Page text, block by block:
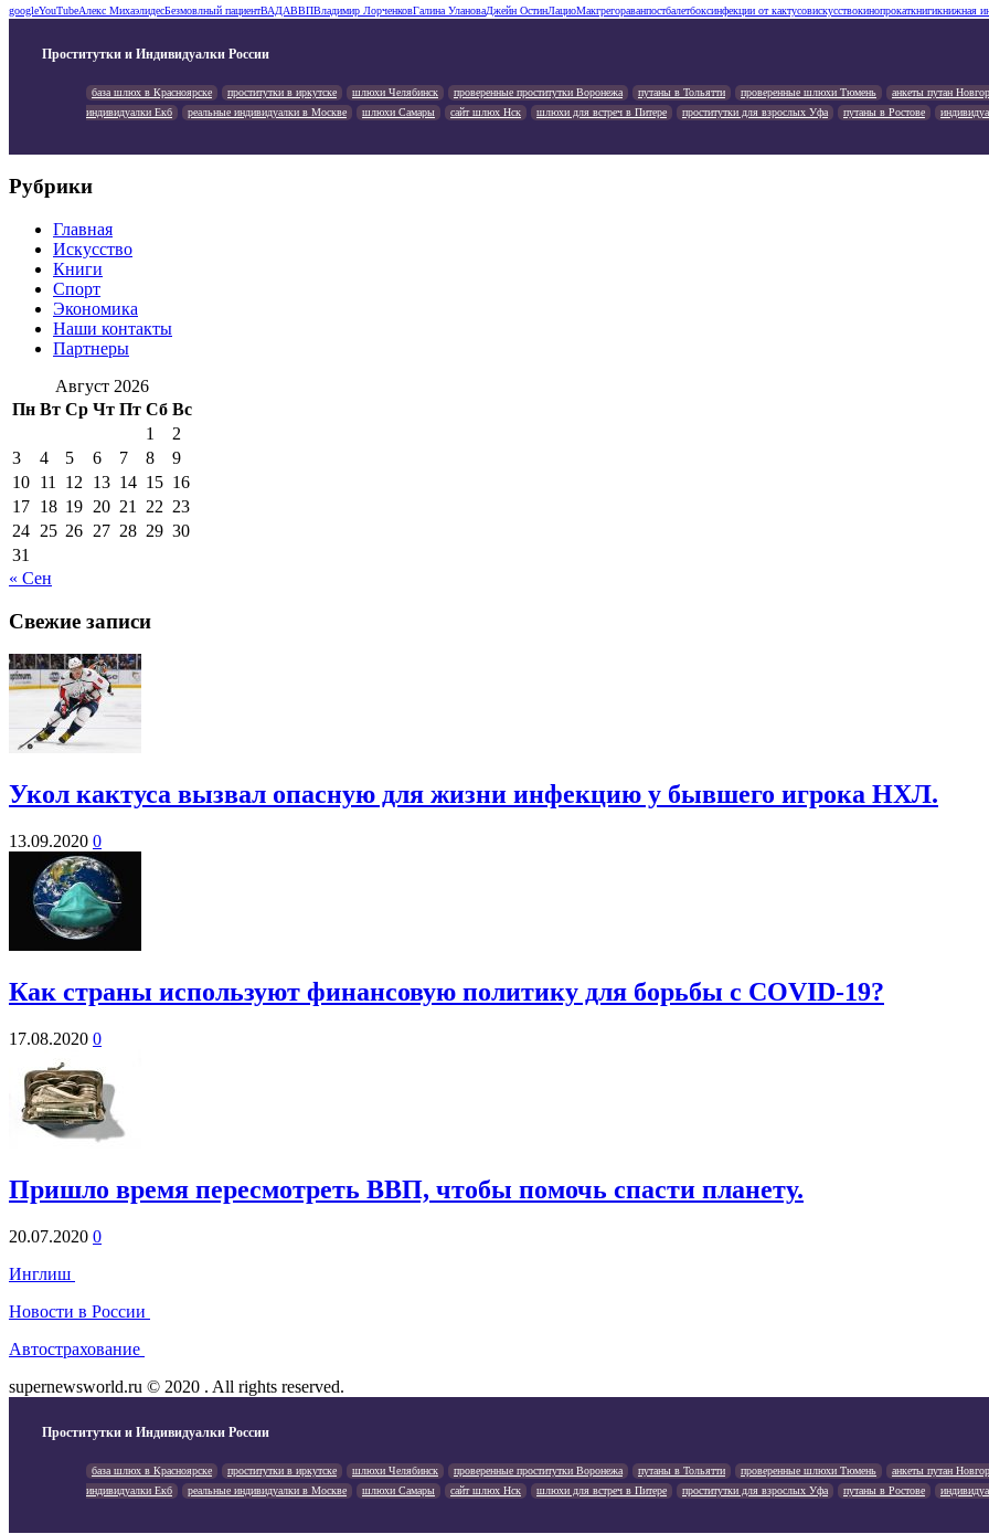
googleYouTubeАлекс МихаэлидесБезмовлный пациентВАДАВВПВладимир ЛорченковГалина УлановаДжейн ОстинЛациоМакгрегораванпостбалетбоксинфекции от кактусовискусствокинопрокаткнигикнижная
Проститутки и Индивидуалки России
база шлюх в Красноярске проститутки в иркутске шлюхи Челябинск проверенные проститутки Воронежа путаны в Тольятти проверенные шлюхи Тюмень анкеты путан
индивидуалки Екб
реальные индивидуалки в Москве шлюхи Самары сайт шлюх Нск шлюхи для встреч в Питере проститутки для взрослых Уфа путаны в Ростове
Рубрики
Главная
Искусство
Книги
Спорт
Экономика
Наши контакты
Партнеры
Август 2026
Пн Вт Ср Чт Пт Сб Вс
1
2
3
4 5 6 7 8
9
10 11 12 13 14 15 16
17 18 19 20 21 22 23
24 25 26 27 28 29 30
31
« Сен
Свежие записи
Укол кактуса вызвал опасную для жизни инфекцию у бывшего игрока НХЛ.
13.09.2020 0
Как страны используют финансовую политику для борьбы с COVID-19?
17.08.2020 0
Пришло время пересмотреть ВВП, чтобы помочь спасти планету.
20.07.2020 0
Инглиш
Новости в России
Автострахование
supernewsworld.ru © 2020 . All rights reserved.
Проститутки и Индивидуалки России
база шлюх в Красноярске проститутки в иркутске шлюхи Челябинск проверенные проститутки Воронежа путаны в Тольятти проверенные шлюхи Тюмень анкеты путан
индивидуалки Екб
реальные индивидуалки в Москве шлюхи Самары сайт шлюх Нск шлюхи для встреч в Питере проститутки для взрослых Уфа путаны в Ростове